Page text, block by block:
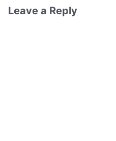
Leave a Reply